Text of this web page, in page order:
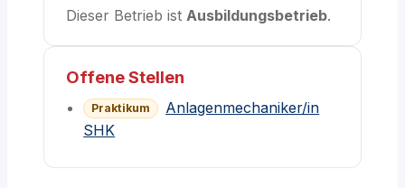
Dieser Betrieb ist Ausbildungsbetrieb.
Offene Stellen
Praktikum
Anlagenmechaniker/in
SHK